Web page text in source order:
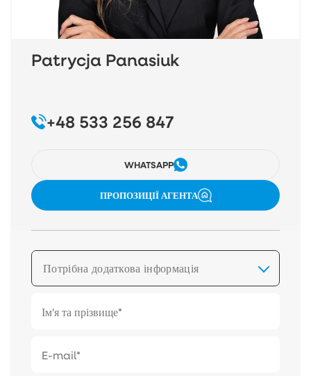
Patrycja Panasiuk
+48 533 256 847
WHATSAPP
ПРОПОЗИЦІЇ АГЕНТА
Потрібна додаткова інформація